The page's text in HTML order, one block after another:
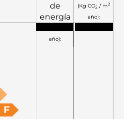
de
energía
año):
(Kg CO2 / m2
año):
F